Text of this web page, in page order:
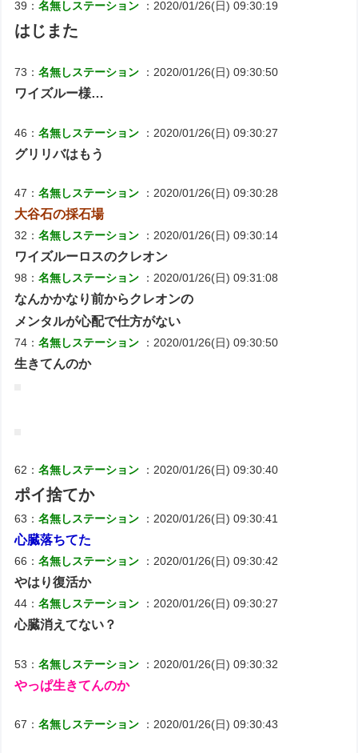
39：名無しステーション ：2020/01/26(日) 09:30:19
はじまた
73：名無しステーション ：2020/01/26(日) 09:30:50
ワイズルー様…
46：名無しステーション ：2020/01/26(日) 09:30:27
グリリバはもう
47：名無しステーション ：2020/01/26(日) 09:30:28
大谷石の採石場
32：名無しステーション ：2020/01/26(日) 09:30:14
ワイズルーロスのクレオン
98：名無しステーション ：2020/01/26(日) 09:31:08
なんかかなり前からクレオンの
メンタルが心配で仕方がない
74：名無しステーション ：2020/01/26(日) 09:30:50
生きてんのか
62：名無しステーション ：2020/01/26(日) 09:30:40
ポイ捨てか
63：名無しステーション ：2020/01/26(日) 09:30:41
心臓落ちてた
66：名無しステーション ：2020/01/26(日) 09:30:42
やはり復活か
44：名無しステーション ：2020/01/26(日) 09:30:27
心臓消えてない？
53：名無しステーション ：2020/01/26(日) 09:30:32
やっぱ生きてんのか
67：名無しステーション ：2020/01/26(日) 09:30:43